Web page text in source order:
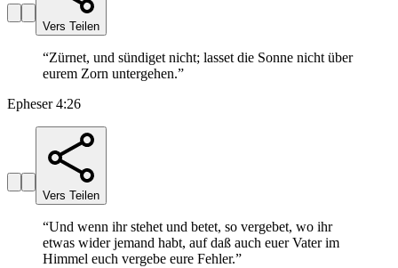
Vers Teilen
“Zürnet, und sündiget nicht; lasset die Sonne nicht über
eurem Zorn untergehen.”
Epheser 4:26
Vers Teilen
“Und wenn ihr stehet und betet, so vergebet, wo ihr
etwas wider jemand habt, auf daß auch euer Vater im
Himmel euch vergebe eure Fehler.”